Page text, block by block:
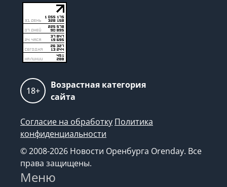
18+
Возрастная категория
сайта
Согласие на обработку Политика
конфиденциальности
© 2008-2026 Новости Оренбурга Orenday. Все
права защищены.
Меню